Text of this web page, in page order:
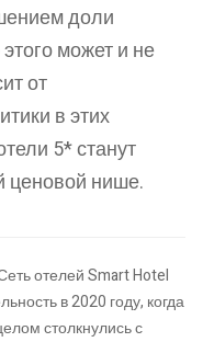
доли
может и не
от
в этих
5* станут
ценовой нише.
отелей Smart Hotel
в 2020 году, когда
столкнулись с